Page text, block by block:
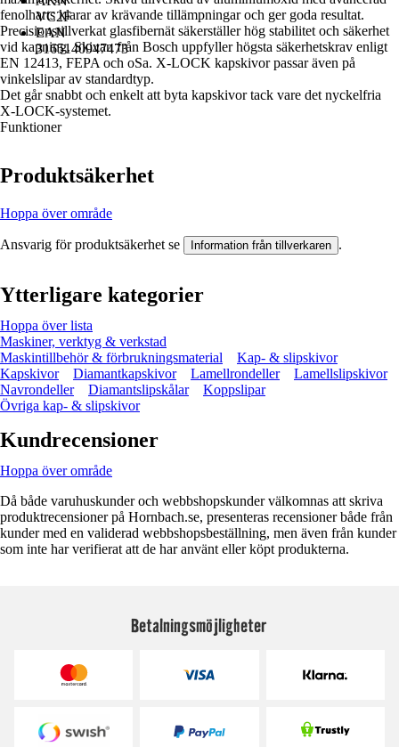
VC2F
EAN
3165140947473
fenolharts klarar av krävande tillämpningar och ger goda resultat.
Precisionstillverkat glasfibernät säkerställer hög stabilitet och säkerhet
vid kapning. Skivan från Bosch uppfyller högsta säkerhetskrav enligt
EN 12413, FEPA och oSa. X-LOCK kapskivor passar även på
vinkelslipar av standardtyp.
Det går snabbt och enkelt att byta kapskivor tack vare det nyckelfria
X-LOCK-systemet.
Funktioner
Produktsäkerhet
Hoppa över område
Ansvarig för produktsäkerhet se Information från tillverkaren .
Ytterligare kategorier
Hoppa över lista
Maskiner, verktyg & verkstad
Maskintillbehör & förbrukningsmaterial
Kap- & slipskivor
Kapskivor
Diamantkapskivor Lamellrondeller
Lamellslipskivor
Navrondeller
Diamantslipskålar
Koppslipar
Övriga kap- & slipskivor
Kundrecensioner
Hoppa över område
Då både varuhuskunder och webbshopskunder välkomnas att skriva
produktrecensioner på Hornbach.se, presenteras recensioner både från
kunder med en validerad webbshopsbeställning, men även från kunder
som inte har verifierat att de har använt eller köpt produkterna.
Betalningsmöjligheter